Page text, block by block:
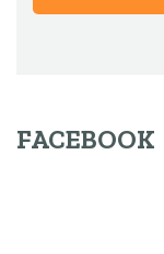
FACEBOOK